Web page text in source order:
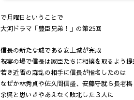
で月曜日ということで
大河ドラマ「豊臣兄弟！」の第25回
信長の新たな城である安土城が完成
祝宴の場で信長は家臣たちに相撲を取るよう提
若き近習の森乱の相手に信長が指名したのは
なぜか林秀貞や佐久間信盛、安藤守就ら長老格
余興と思いきやあえなく敗北した３人に